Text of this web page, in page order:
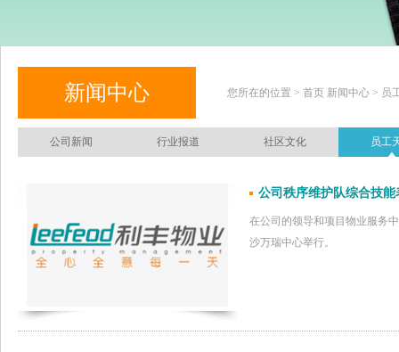
新闻中心 您所在的位置 > 首页 新闻中心 > 员
公司新闻 行业报道 社区文化 员工
公司秩序维护队综合技
在公司的领导和项目物业服务
沙万瑞中心举行。